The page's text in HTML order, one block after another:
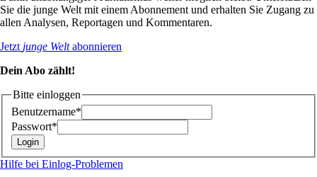
Sie die junge Welt mit einem Abonnement und erhalten Sie Zugang zu
allen Analysen, Reportagen und Kommentaren.
Jetzt junge Weltabonnieren
Dein Abo zählt!
Bitte einloggen
Benutzername*
Passwort*
Hilfe bei Einlog-Problemen